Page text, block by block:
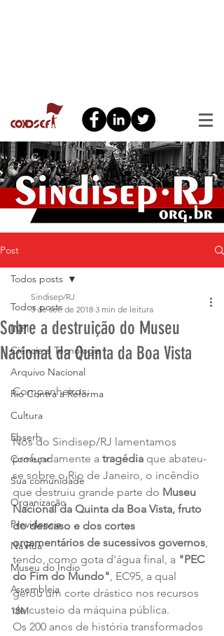
Post
Todos posts
INPI
Ciência e Tecnologia
Arquivo Nacional
Rio Contra a Reforma
Cultura
Ebserh
Começar
Sua comunidade
Organização
Previdencia
Na Rua
Museu do Índio
Assembleia
18M
Todos posts
Sobre a destruição do Museu
Nacional da Quinta da Boa Vista
Sindisep/RJ
3 de set. de 2018 3 min de leitura
Companheiros:
Nós do Sindisep/RJ lamentamos
profundamente a tragédia que abateu-
se sobre o Rio de Janeiro, o incêndio
que destruiu grande parte do Museu
Nacional da Quinta da Boa Vista, fruto
do descaso e dos cortes
orçamentários de sucessivos governos,
tendo, como gota d'água final, a "PEC
do Fim do Mundo", EC95, a qual
gerou um corte drástico nos recursos
de custeio da máquina pública.
Os 200 anos de história transformados